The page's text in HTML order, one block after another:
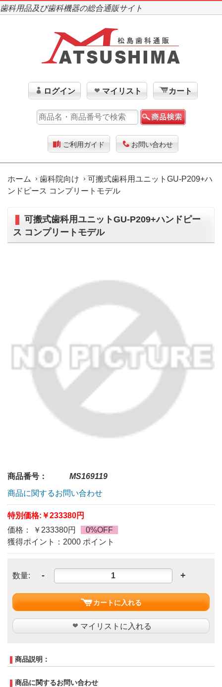
歯科用品及び歯科機器の総合通販サイト
ログイン マイリスト カート
ご利用ガイド お問い合わせ
ホーム 歯科院向け
可搬式歯科用ユニットGU-P209+ハ
ンドピース コンプリートモデル
可搬式歯科用ユニットGU-P209+ハンドピー
ス コンプリートモデル
商品番号：
MS169119
商品に関するお問い合わせ
特別価格: ￥233380円
価格： ￥233380円
0%OFF
獲得ポイント：2000 ポイント
数量: - +
カートに入れる
マイリストに入れる
商品説明：
商品に関するお問い合わせ